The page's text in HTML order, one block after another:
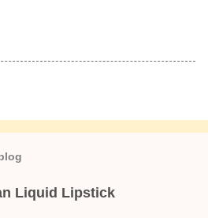
Liquid Lipstick